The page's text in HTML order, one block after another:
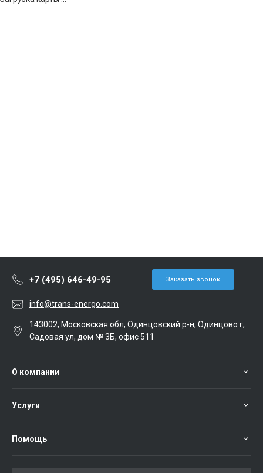
+7 (495) 646-49-95 Заказать звонок
info@trans-energo.com
143002, Московская обл, Одинцовский р-н, Одинцово г,
Садовая ул, дом № 3Б, офис 511
О компании
Услуги
Помощь